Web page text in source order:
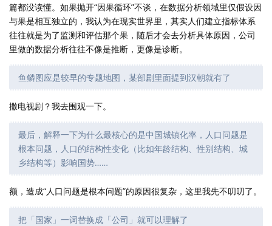
篇都没读懂。如果抛开“因果循环”不谈，在数据分析领域里仅假设因
与果是相互独立的，我认为在现实世界里，其实人们建立指标体系
往往就是为了监测和评估那个果，随后才会去分析具体原因，公司
里做的数据分析往往不像是推断，更像是诊断。
鱼鳞图应是较早的专题地图，某部剧里面提到汉朝就有了
撒电视剧？我去围观一下。
最后，解释一下为什么最核心的是中国城镇化率，人口问题是
根本问题，人口的结构性变化（比如年龄结构、性别结构、城
乡结构等）影响国势……
额，造成“人口问题是根本问题”的原因很复杂，这里我先不叨叨了。
把「国家」一词替换成「公司」就可以理解了